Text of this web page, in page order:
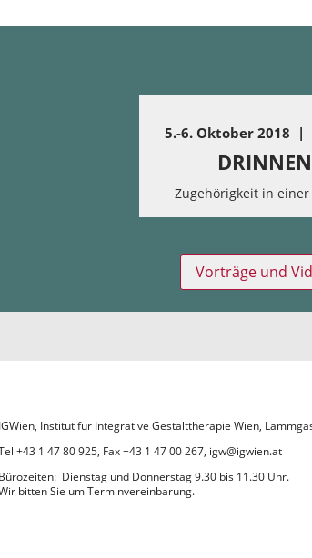
5.-6. Oktober 2018 |
Zugehörigkeit in
Vorträge und
IGWien, Institut für Integrative Gestalttherapie Wien,
+43 1 47 80 925, Fax +43 1 47 00 267, igw@igwien.at
Bürozeiten: Dienstag und Donnerstag 9.30 bis 11.30 Uhr.
bitten Sie um Terminvereinbarung.